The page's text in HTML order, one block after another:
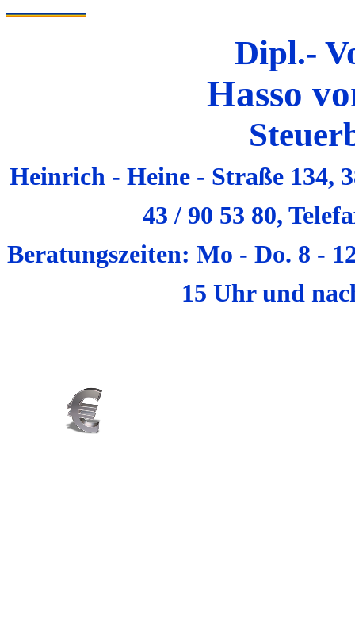
Dipl.-
Hasso
Heinrich - Heine - Straße 134,
43 / 90 53 80,
Beratungszeiten: Mo - Do. 8 -
15 Uhr und